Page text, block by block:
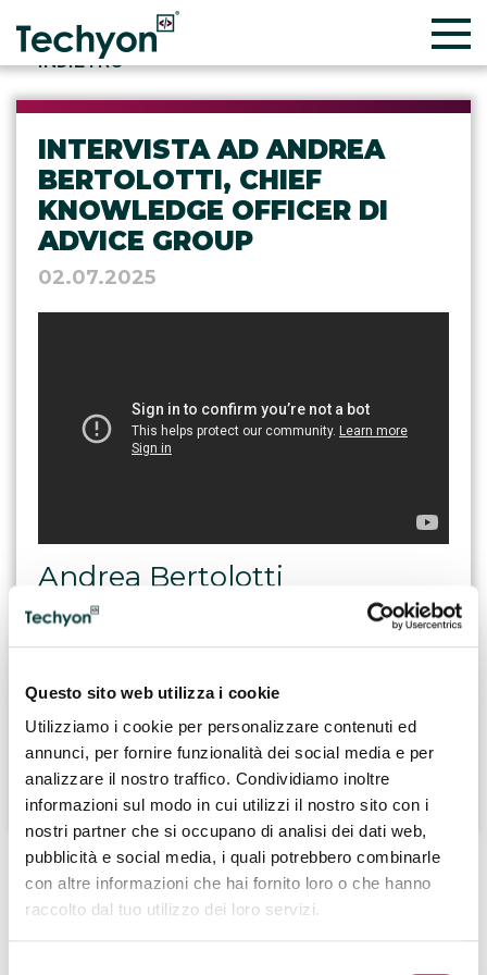
Questo sito web utilizza i cookie
Utilizziamo i cookie per personalizzare contenuti ed
annunci, per fornire funzionalità dei social media e per
analizzare il nostro traffico. Condividiamo inoltre
informazioni sul modo in cui utilizzi il nostro sito con i
nostri partner che si occupano di analisi dei dati web,
pubblicità e social media, i quali potrebbero combinarle
con altre informazioni che hai fornito loro o che hanno
raccolto dal tuo utilizzo dei loro servizi.
INDIETRO
INTERVISTA AD ANDREA
BERTOLOTTI, CHIEF
KNOWLEDGE OFFICER DI
ADVICE GROUP
02.07.2025
Andrea Bertolotti
Chief Knowledge Officer
Advice Group
CONDIVIDI
CANDIDATI AZIENDE